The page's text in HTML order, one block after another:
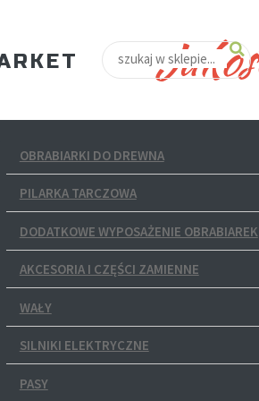
OBRABIARKI DO DREWNA
PILARKA TARCZOWA
DODATKOWE WYPOSAŻENIE OBRABIAREK
AKCESORIA I CZĘŚCI ZAMIENNE
WAŁY
SILNIKI ELEKTRYCZNE
PASY